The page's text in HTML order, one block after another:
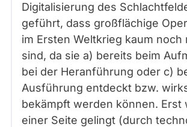
Digitalisierung des
geführt, dass großflächige
im Ersten Weltkrieg kaum noch
sind, da sie a) bereits beim
bei der Heranführung oder c)
Ausführung entdeckt bzw.
bekämpft werden können. Erst
einer Seite gelingt (durch